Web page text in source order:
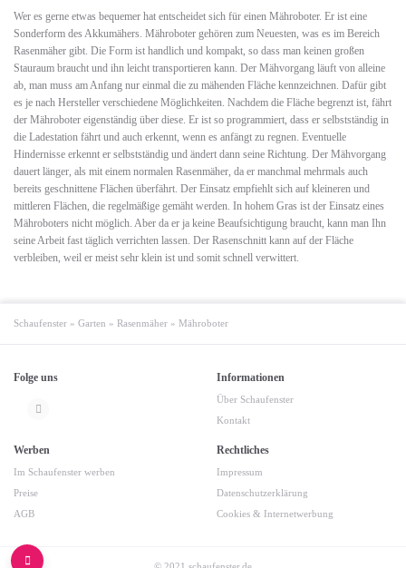
Wer es gerne etwas bequemer hat entscheidet sich für einen Mähroboter. Er ist eine
Sonderform des Akkumähers. Mähroboter gehören zum Neuesten, was es im Bereich
Rasenmäher gibt. Die Form ist handlich und kompakt, so dass man keinen großen
Stauraum braucht und ihn leicht transportieren kann. Der Mähvorgang läuft von alleine
ab, man muss am Anfang nur einmal die zu mähenden Fläche kennzeichnen. Dafür gibt
es je nach Hersteller verschiedene Möglichkeiten. Nachdem die Fläche begrenzt ist, fährt
der Mähroboter eigenständig über diese. Er ist so programmiert, dass er selbstständig in
die Ladestation fährt und auch erkennt, wenn es anfängt zu regnen. Eventuelle
Hindernisse erkennt er selbstständig und ändert dann seine Richtung. Der Mähvorgang
dauert länger, als mit einem normalen Rasenmäher, da er manchmal mehrmals auch
bereits geschnittene Flächen überfährt. Der Einsatz empfiehlt sich auf kleineren und
mittleren Flächen, die regelmäßige gemäht werden. In hohem Gras ist der Einsatz eines
Mähroboters nicht möglich. Aber da er ja keine Beaufsichtigung braucht, kann man Ihn
seine Arbeit fast täglich verrichten lassen. Der Rasenschnitt kann auf der Fläche
verbleiben, weil er meist sehr klein ist und somit schnell verwittert.
Schaufenster » Garten » Rasenmäher » Mähroboter
Folge uns Informationen
Über Schaufenster
Kontakt
Werben
Im Schaufenster werben
Preise
AGB
Rechtliches
Impressum
Datenschutzerklärung
Cookies & Internetwerbung